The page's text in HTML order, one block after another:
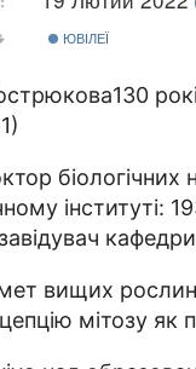
ЮВІЛЕЇ
130
інституті:
вищих
мітозу як